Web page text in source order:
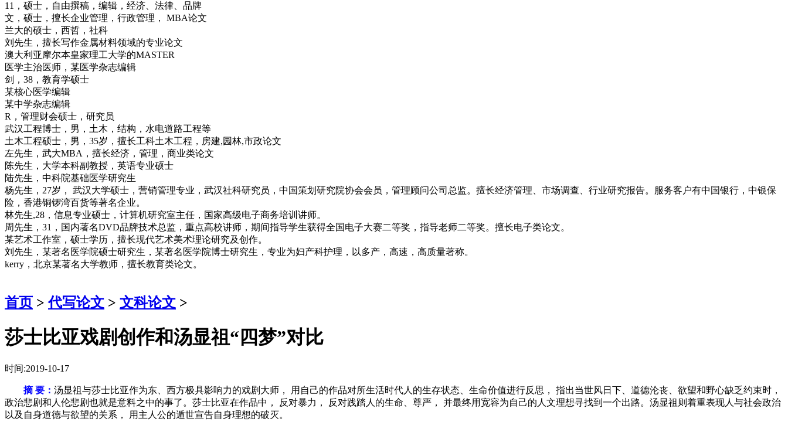
11，硕士，自由撰稿，编辑，经济、法律、品牌
文，硕士，擅长企业管理，行政管理， MBA论文
兰大的硕士，西哲，社科
刘先生，擅长写作金属材料领域的专业论文
澳大利亚摩尔本皇家理工大学的MASTER
医学主治医师，某医学杂志编辑
剑，38，教育学硕士
某核心医学编辑
某中学杂志编辑
R，管理财会硕士，研究员
武汉工程博士，男，土木，结构，水电道路工程等
土木工程硕士，男，35岁，擅长工科土木工程，房建,园林,市政论文
左先生，武大MBA，擅长经济，管理，商业类论文
陈先生，大学本科副教授，英语专业硕士
陆先生，中科院基础医学研究生
杨先生，27岁， 武汉大学硕士，营销管理专业，武汉社科研究员，中国策划研究院协会会员，管理顾问公司总监。擅长经济管理、市场调查、行业研究报告。服务客户有中国银行，中银保
险，香港铜锣湾百货等著名企业。
林先生,28，信息专业硕士，计算机研究室主任，国家高级电子商务培训讲师。
周先生，31，国内著名DVD品牌技术总监，重点高校讲师，期间指导学生获得全国电子大赛二等奖，指导老师二等奖。擅长电子类论文。
某艺术工作室，硕士学历，擅长现代艺术美术理论研究及创作。
刘先生，某著名医学院硕士研究生，某著名医学院博士研究生，专业为妇产科护理，以多产，高速，高质量著称。
kerry，北京某著名大学教师，擅长教育类论文。
首页 >代写论文 > 文科论文 >
莎士比亚戏剧创作和汤显祖“四梦”对比
时间:2019-10-17
摘 要： 汤显祖与莎士比亚作为东、西方极具影响力的戏剧大师， 用自己的作品对所生活时代人的生存状态、生命价值进行反思， 指出当世风日下、道德沦丧、欲望和野心缺乏约束时，
政治悲剧和人伦悲剧也就是意料之中的事了。莎士比亚在作品中， 反对暴力， 反对践踏人的生命、尊严， 并最终用宽容为自己的人文理想寻找到一个出路。汤显祖则着重表现人与社会政治
以及自身道德与欲望的关系， 用主人公的遁世宣告自身理想的破灭。